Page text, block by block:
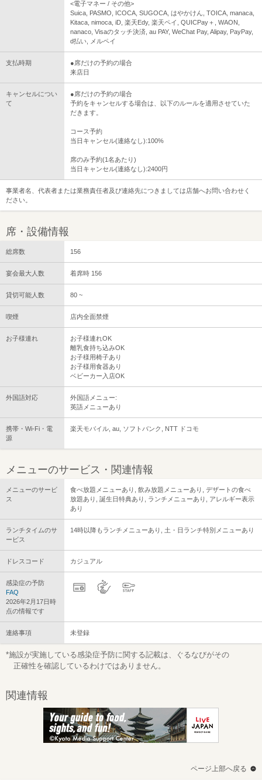
<電子マネー / その他>
Suica, PASMO, ICOCA, SUGOCA, はやかけん, TOICA, manaca,
Kitaca, nimoca, iD, 楽天Edy, 楽天ペイ, QUICPay＋, WAON,
nanaco, Visaのタッチ決済, au PAY, WeChat Pay, Alipay, PayPay,
d払い, メルペイ
支払時期
●席だけの予約の場合
来店日
キャンセルについ
て
●席だけの予約の場合
予約をキャンセルする場合は、以下のルールを適用させていた
だきます。
コース予約
当日キャンセル(連絡なし):100%
席のみ予約(1名あたり)
当日キャンセル(連絡なし):2400円
事業者名、代表者または業務責任者及び連絡先につきましては店舗へお問い合わせく
ださい。
席・設備情報
総席数 156
宴会最大人数 着席時 156
貸切可能人数 80 ~
喫煙 店内全面禁煙
お子様連れ
お子様連れOK
離乳食持ち込みOK
お子様用椅子あり
お子様用食器あり
ベビーカー入店OK
外国語対応
外国語メニュー:
英語メニューあり
携帯・Wi-Fi・電
源
楽天モバイル, au, ソフトバンク, NTT ドコモ
メニューのサービス・関連情報
メニューのサービ
ス
食べ放題メニューあり, 飲み放題メニューあり, デザートの食べ
放題あり, 誕生日特典あり, ランチメニューあり, アレルギー表示
あり
ランチタイムのサ
ービス
14時以降もランチメニューあり, 土・日ランチ特別メニューあり
ドレスコード カジュアル
感染症の予防
FAQ
2026年2月17日時
点の情報です
連絡事項 未登録
*施設が実施している感染症予防に関する記載は、ぐるなびがその
正確性を確認しているわけではありません。
関連情報
ページ上部へ戻る